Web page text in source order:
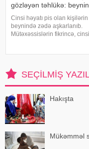
gözləyən təhlükə:
Cinsi həyatı pis olan kişilərin
beynində zədə aşkarlanıb.
Mütəxəssislərin fikrincə, cinsi
ABŞ-ıSEÇILMIŞ
Hakışta
Mükəmməl